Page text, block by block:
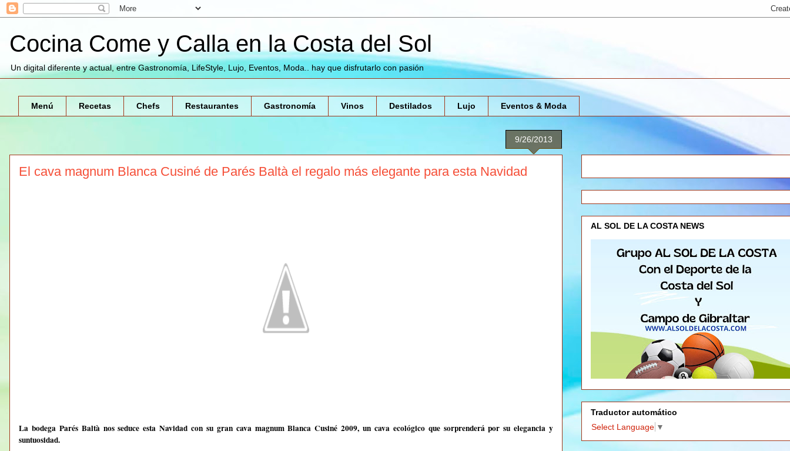
Cocina Come y Calla en la Costa del Sol
Un digital diferente y actual, entre Gastronomía, LifeStyle, Lujo, Eventos, Moda.. hay que disfrutarlo con pasión
Menú Recetas Chefs Restaurantes Gastronomía Vinos Destilados Lujo Eventos & Moda
9/26/2013
El cava magnum Blanca Cusiné de Parés Baltà el regalo más elegante para esta Navidad
La bodega Parés Baltànos seduce esta Navidad con su gran cava magnum Blanca Cusiné 2009, un cava ecológico que sorprenderá por su elegancia y
suntuosidad.
AL SOL DE LA COSTA NEWS
Traductor automático
Select Language ▼